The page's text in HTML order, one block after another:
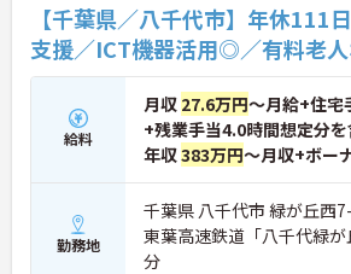
【千葉県／八千代市】年休111
支援／ICT機器活用◎／有料老
給料
月収 27.6万円～月給+住宅
+残業手当4.0時間想定分を
年収383万円～月収+ボー
勤務地
千葉県 八千代市 緑が丘西
東葉高速鉄道「八千代緑
分